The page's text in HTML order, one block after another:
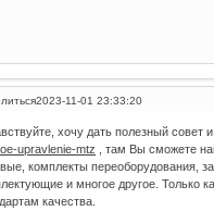
2023-11-01 23:33:20
хочу дать полезный
upravlenie-mtz , там Вы сможете
комплекты переоборудования,
и многое другое. Только
качества.